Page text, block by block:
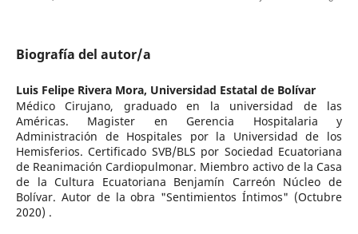
Biografía del autor/a
Luis Felipe Rivera Mora, Universidad Estatal de Bolívar
Médico Cirujano, graduado en la universidad de las
Américas. Magister en Gerencia Hospitalaria y
Administración de Hospitales por la Universidad de los
Hemisferios. Certificado SVB/BLS por Sociedad Ecuatoriana
de Reanimación Cardiopulmonar. Miembro activo de la Casa
de la Cultura Ecuatoriana Benjamín Carreón Núcleo de
Bolívar. Autor de la obra "Sentimientos Íntimos" (Octubre
2020) .